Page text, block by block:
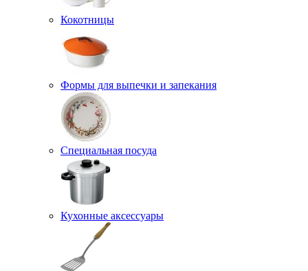
Кокотницы
Формы для выпечки и запекания
Специальная посуда
Кухонные аксессуары